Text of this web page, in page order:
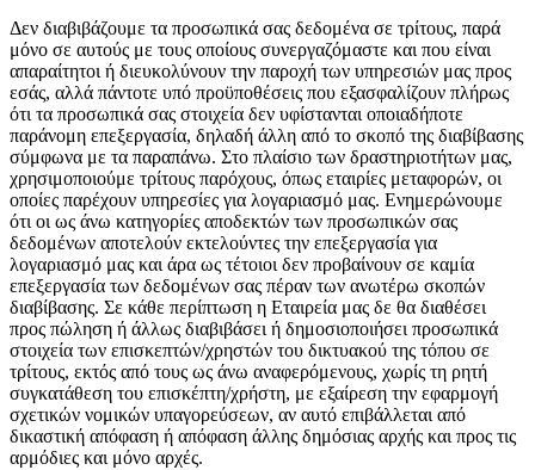
Δεν διαβιβάζουμε τα προσωπικά σας δεδομένα σε τρίτους, παρά
μόνο σε αυτούς με τους οποίους συνεργαζόμαστε και που είναι
απαραίτητοι ή διευκολύνουν την παροχή των υπηρεσιών μας προς
εσάς, αλλά πάντοτε υπό προϋποθέσεις που εξασφαλίζουν πλήρως
ότι τα προσωπικά σας στοιχεία δεν υφίστανται οποιαδήποτε
παράνομη επεξεργασία, δηλαδή άλλη από το σκοπό της διαβίβασης
σύμφωνα με τα παραπάνω. Στο πλαίσιο των δραστηριοτήτων μας,
χρησιμοποιούμε τρίτους παρόχους, όπως εταιρίες μεταφορών, οι
οποίες παρέχουν υπηρεσίες για λογαριασμό μας. Ενημερώνουμε
ότι οι ως άνω κατηγορίες αποδεκτών των προσωπικών σας
δεδομένων αποτελούν εκτελούντες την επεξεργασία για
λογαριασμό μας και άρα ως τέτοιοι δεν προβαίνουν σε καμία
επεξεργασία των δεδομένων σας πέραν των ανωτέρω σκοπών
διαβίβασης. Σε κάθε περίπτωση η Εταιρεία μας δε θα διαθέσει
προς πώληση ή άλλως διαβιβάσει ή δημοσιοποιήσει προσωπικά
στοιχεία των επισκεπτών/χρηστών του δικτυακού της τόπου σε
τρίτους, εκτός από τους ως άνω αναφερόμενους, χωρίς τη ρητή
συγκατάθεση του επισκέπτη/χρήστη, με εξαίρεση την εφαρμογή
σχετικών νομικών υπαγορεύσεων, αν αυτό επιβάλλεται από
δικαστική απόφαση ή απόφαση άλλης δημόσιας αρχής και προς τις
αρμόδιες και μόνο αρχές.